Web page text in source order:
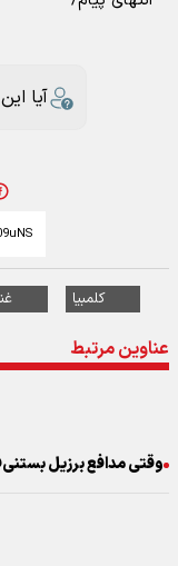
آیا
کلمبیا
عناوین مرتبط
وقتی مدافع برزیل